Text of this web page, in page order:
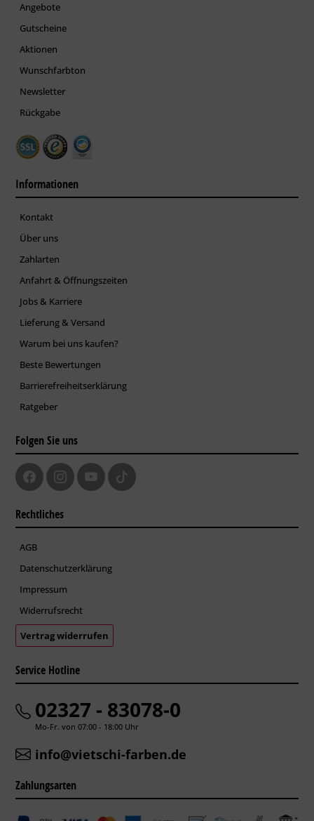
Angebote
Gutscheine
Aktionen
Wunschfarbton
Newsletter
Rückgabe
Informationen
Kontakt
Über uns
Zahlarten
Anfahrt & Öffnungszeiten
Jobs & Karriere
Lieferung & Versand
Warum bei uns kaufen?
Beste Bewertungen
Barrierefreiheitserklärung
Ratgeber
Folgen Sie uns
Rechtliches
AGB
Datenschutzerklärung
Impressum
Widerrufsrecht
Vertrag widerrufen
Service Hotline
02327 - 83078-0
Mo-Fr. von 07:00 - 18:00 Uhr
info@vietschi-farben.de
Zahlungsarten